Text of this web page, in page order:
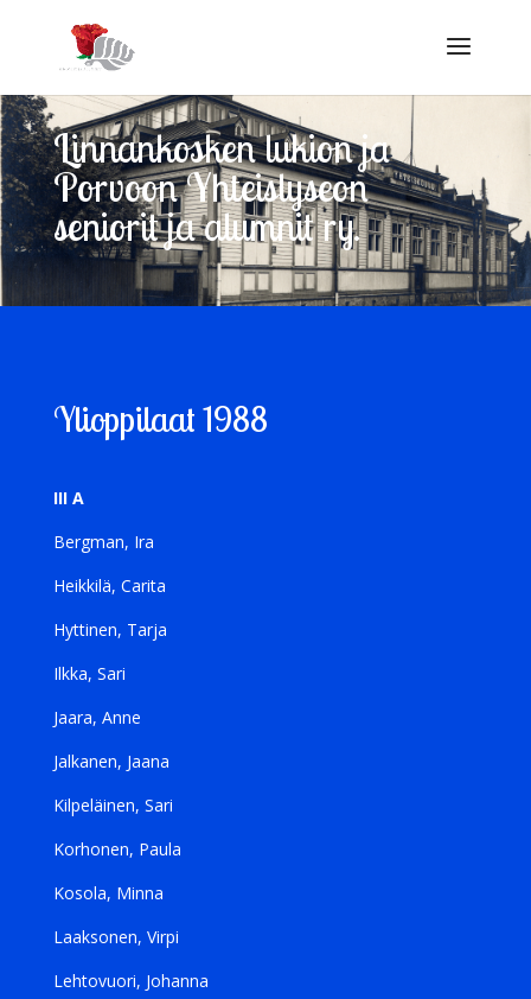
Linnankosken lukion ja
Porvoon Yhteislyseon
seniorit ja alumnit ry.
Ylioppilaat 1988
III A
Bergman, Ira
Heikkilä, Carita
Hyttinen, Tarja
Ilkka, Sari
Jaara, Anne
Jalkanen, Jaana
Kilpeläinen, Sari
Korhonen, Paula
Kosola, Minna
Laaksonen, Virpi
Lehtovuori, Johanna